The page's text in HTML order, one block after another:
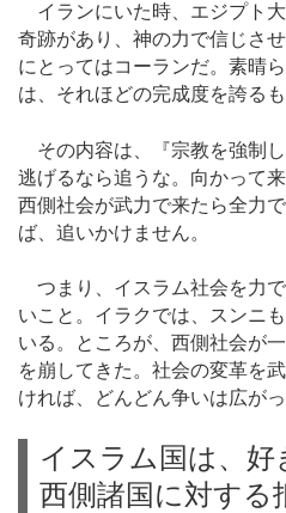
イランにいた時、エジプト
奇跡があり、神の力で信じさ
にとってはコーランだ。素晴
は、それほどの完成度を誇るも
その内容は、『宗教を強制
逃げるなら追うな。向かって
西側社会が武力で来たら全力
ば、追いかけません。
つまり、イスラム社会を力
いこと。イラクでは、スンニ
いる。ところが、西側社会が
を崩してきた。社会の変革を
ければ、どんどん争いは広がっ
イスラム国は、好
西側諸国に対する